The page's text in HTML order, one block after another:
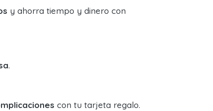
y ahorra tiempo y dinero con
.
con tu tarjeta regalo.